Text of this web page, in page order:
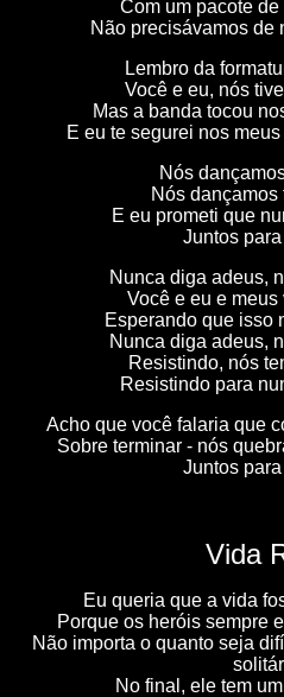
Com um pacote
Não precisávamos de
Lembro da
Você e eu, nós
Mas a banda tocou
E eu te segurei nos
Nós
Nós dançamos
E eu prometi que
Juntos
Nunca diga adeus,
Você e eu e
Esperando que isso
Nunca diga adeus,
Resistindo, nós
Resistindo para
Acho que você falaria que
Sobre terminar - nós
Juntos
Vida
Eu queria que a vida
Porque os heróis sempre
Não importa o quanto seja
No final, ele tem